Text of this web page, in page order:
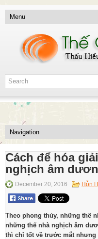
Cách để hóa
nghịch âm
December 20, 2016 Hỗn
Theo phong thủy, những thế
những thế nhà nghịch âm
thì chỉ tốt về trước mắt nhưng